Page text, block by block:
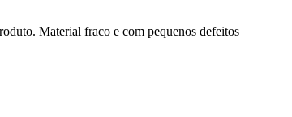
Material fraco e com pequenos defeitos